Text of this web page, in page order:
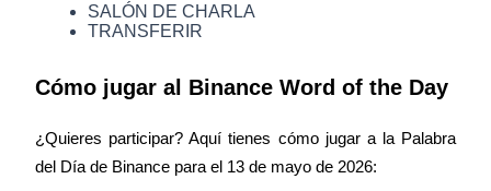
Participación flexible para ganar tokens populares
SALÓN DE CHARLA
TRANSFERIR
Cómo jugar al Binance Word of the Day
¿Quieres participar? Aquí tienes cómo jugar a la Palabra
del Día de Binance para el 13 de mayo de 2026: